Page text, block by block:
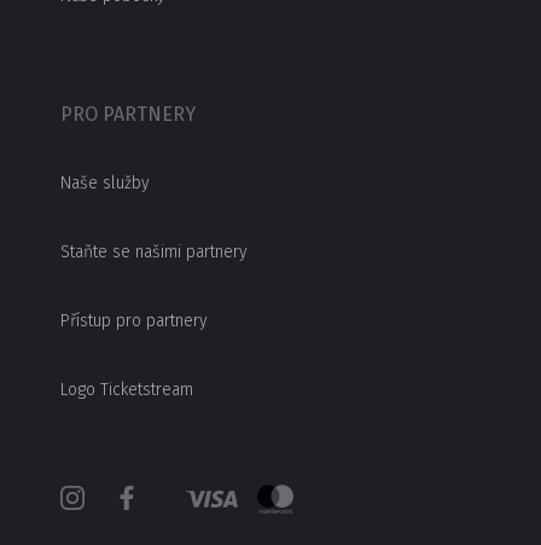
PRO PARTNERY
Naše služby
Staňte se našimi partnery
Přístup pro partnery
Logo Ticketstream